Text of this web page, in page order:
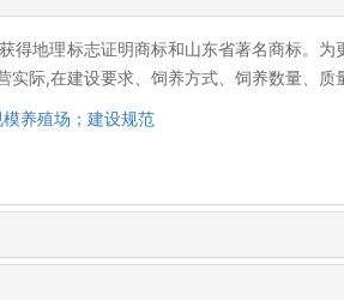
得地理标志证明商标和山东省著名商标。
实际,在建设要求、饲养方式、饲养数量、
养殖场；建设规范